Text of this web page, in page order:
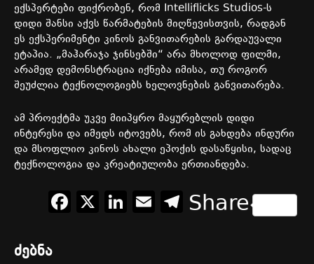
ექსპერტები ფიქრობენ, რომ Intelliflicks Studios-ს
დიდი შანსი აქვს წარმატების მიღწევისთვის, რადგან
ეს ექსპერიმენტი კინოს განვითარების გარდაუვალი
ეტაპია. „მაჰარაჯა ჯინსებში“ არა მხოლოდ ფილმი,
არამედ დემონსტრაცია იქნება იმისა, თუ როგორ
შეუძლია ტექნოლოგიებს ხელოვნების განვითარება.
ამ პროექტმა უკვე მიიპყრო მაყურებლის დიდი
ინტერესი და იმედს იტოვებს, რომ ის გახდება ინდური
და მსოფლიო კინოს ახალი ეპოქის დასაწყისი, სადაც
ტექნოლოგია და კრეატიულობა ერთიანდება.
Facebook
X LinkedIn
EmailTelegram
Share
ძებნა